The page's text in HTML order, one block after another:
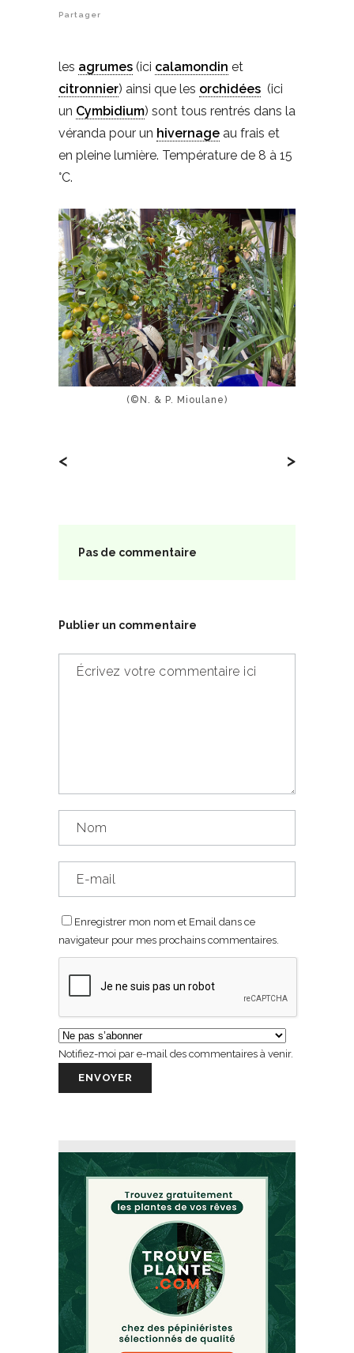
Partager
les agrumes (ici calamondin et
citronnier) ainsi que les orchidées (ici
un Cymbidium) sont tous rentrés dans la
véranda pour un hivernage au frais et
en pleine lumière. Température de 8 à 15
°C.
(©N. & P. Mioulane)
< >
Pas de commentaire
Publier un commentaire
Enregistrer mon nom et Email dans ce
navigateur pour mes prochains commentaires.
Notifiez-moi par e-mail des commentaires à venir.